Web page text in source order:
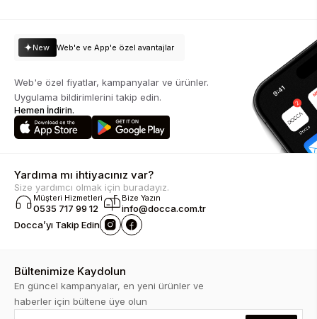
New Web'e ve App'e özel avantajlar
Web'e özel fiyatlar, kampanyalar ve ürünler.
Uygulama bildirimlerini takip edin.
Hemen İndirin.
Yardıma mı ihtiyacınız var?
Size yardımcı olmak için buradayız.
Müşteri Hizmetleri
0535 717 99 12
Bize Yazın
info@docca.com.tr
Docca’yı Takip Edin
Bültenimize Kaydolun
En güncel kampanyalar, en yeni ürünler ve
haberler için bültene üye olun